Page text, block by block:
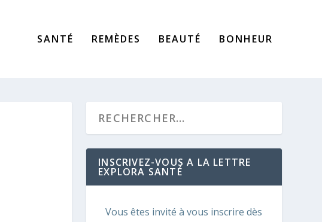
SANTÉ REMÈDES BEAUTÉ BONHEUR
INSCRIVEZ-VOUS A LA LETTRE
EXPLORA SANTÉ
Vous êtes invité à vous inscrire dès